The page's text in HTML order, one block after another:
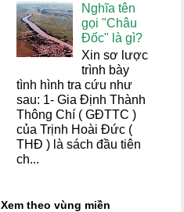
Nghĩa tên
gọi "Châu
Đốc" là gì?
Xin sơ lược
trình bày
tình hình tra cứu như
sau: 1- Gia Định Thành
Thông Chí ( GĐTTC )
của Trịnh Hoài Đức (
THĐ ) là sách đầu tiên
ch...
Xem theo vùng miền